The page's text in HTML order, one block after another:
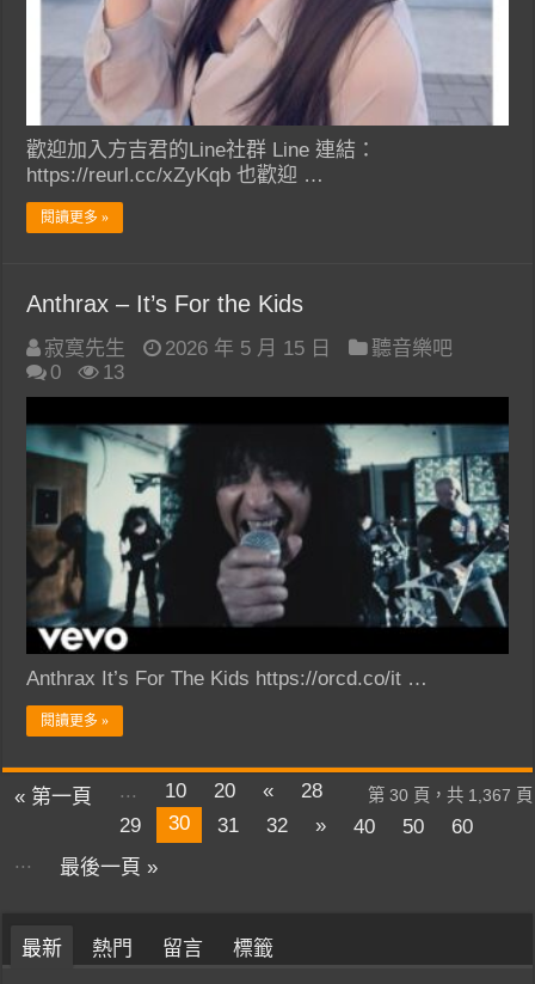
歡迎加入方吉君的Line社群 Line 連結：
https://reurl.cc/xZyKqb 也歡迎 …
閱讀更多 »
Anthrax – It’s For the Kids
寂寞先生 2026 年 5 月 15 日
聽音樂吧
0
13
Anthrax It’s For The Kids https://orcd.co/it …
閱讀更多 »
第 30 頁，共 1,367 頁
« 第一頁 ... 10 20 «
28
29
30 31 32 » 40 50
60
...
最後一頁 »
最新 熱門 留言 標籤